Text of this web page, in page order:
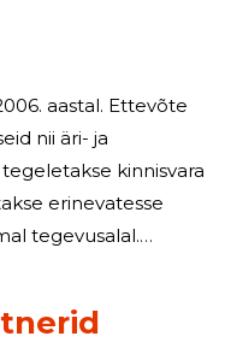
Ettevõte
nii äri- ja
kinnisvara
erinevatesse
kohustused)